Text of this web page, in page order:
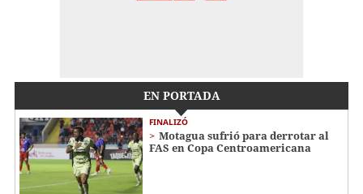
EN PORTADA
FINALIZÓ
Motagua sufrió para derrotar al
FAS en Copa Centroamericana